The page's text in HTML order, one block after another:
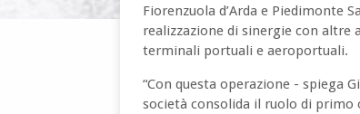
Fiorenzuola d’Arda e Piedimonte
realizzazione di sinergie con
terminali portuali e aeroportuali.
“Con questa operazione - spiega
società consolida il ruolo di